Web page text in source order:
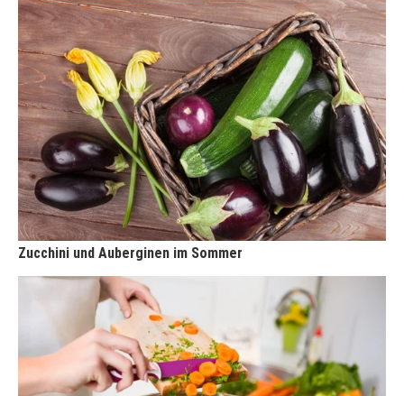
Zucchini und Auberginen im Sommer